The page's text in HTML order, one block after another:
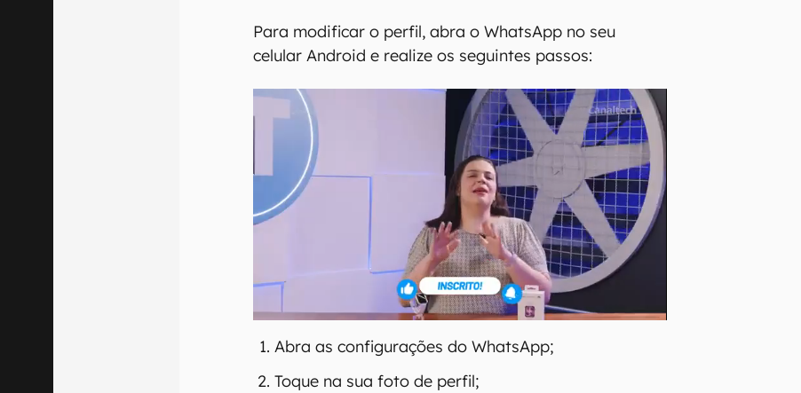
Para modificar o perfil, abra o WhatsApp no seu
celular Android e realize os seguintes passos:
Abra as configurações do WhatsApp;
Toque na sua foto de perfil;